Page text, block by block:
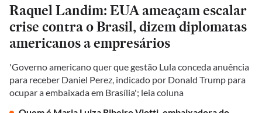
Raquel Landim: EUA ameaçam escalar
crise contra o Brasil, dizem diplomatas
americanos a empresários
'Governo americano quer que gestão Lula conceda anuência
para receber Daniel Perez, indicado por Donald Trump para
ocupar a embaixada em Brasília'; leia coluna